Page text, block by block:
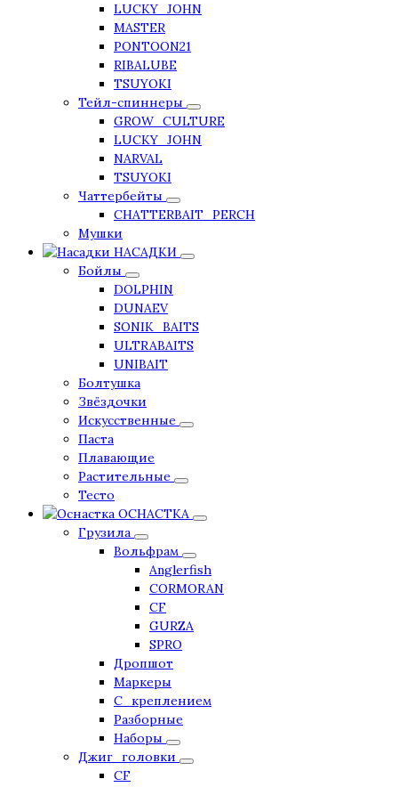
LUCKY_JOHN
MASTER
PONTOON21
RIBALUBE
TSUYOKI
Тейл-спиннеры
GROW_CULTURE
LUCKY_JOHN
NARVAL
TSUYOKI
Чаттербейты
CHATTERBAIT_PERCH
Мушки
НАСАДКИ
Бойлы
DOLPHIN
DUNAEV
SONIK_BAITS
ULTRABAITS
UNIBAIT
Болтушка
Звёздочки
Искусственные
Паста
Плавающие
Растительные
Тесто
ОСНАСТКА
Грузила
Вольфрам
Anglerfish
CORMORAN
CF
GURZA
SPRO
Дропшот
Маркеры
С_креплением
Разборные
Наборы
Джиг_головки
CF